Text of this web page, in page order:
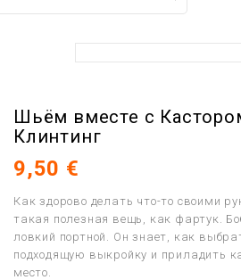
Шьём вместе с
Клинтинг
9,50 €
Как здорово делать что-то своими
такая полезная вещь, как фартук.
ловкий портной. Он знает, как
подходящую выкройку и приладить
место.